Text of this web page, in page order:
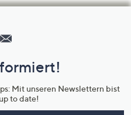
Mit unseren Newslettern bist
to date!